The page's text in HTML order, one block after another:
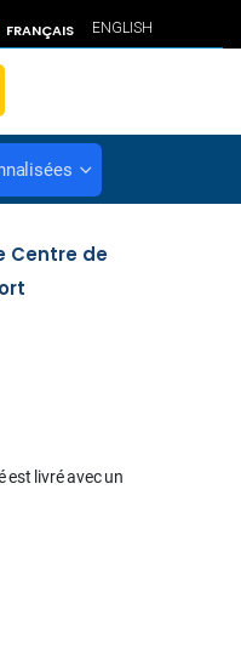
FRANÇAIS ENGLISH
Centre de
est livré avec un